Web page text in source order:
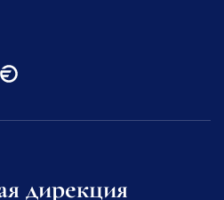
дирекция